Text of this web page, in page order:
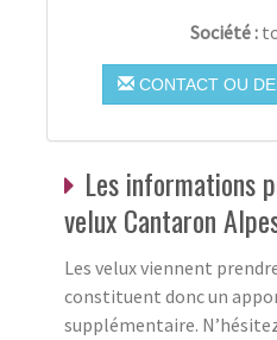
Société :
CONTACT OU
Les informations
velux Cantaron
Les velux viennent
constituent donc un
supplémentaire.